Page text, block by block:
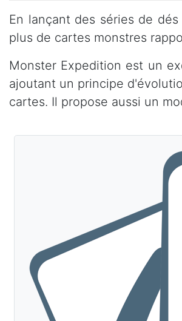
En lançant des séries de
plus de cartes monstres
Monster Expedition est un
ajoutant un principe
cartes. Il propose aussi un